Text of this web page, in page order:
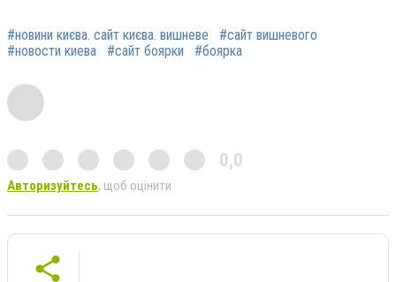
#новини києва. сайт києва. вишневе
#сайт вишневого
#новости киева
#сайт боярки #боярка
0,0
Авторизуйтесь, щоб оцінити